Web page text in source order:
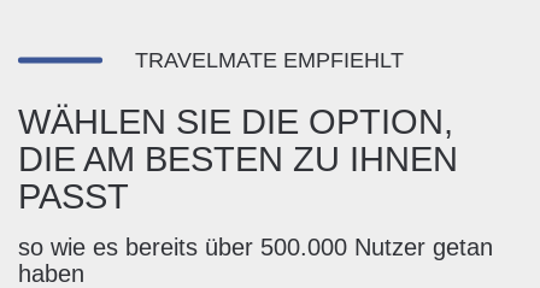
TRAVELMATE EMPFIEHLT
WÄHLEN SIE DIE OPTION,
DIE AM BESTEN ZU IHNEN
PASST
so wie es bereits über 500.000 Nutzer getan
haben